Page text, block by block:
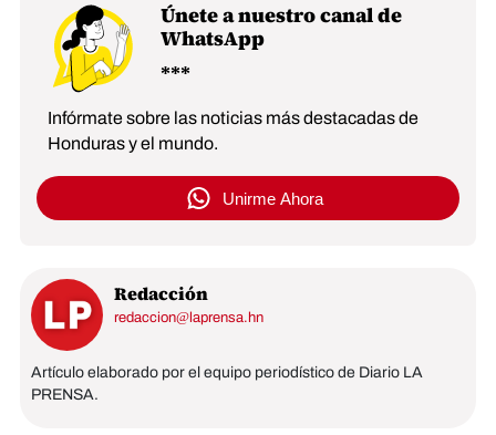
Únete a nuestro canal de
WhatsApp
Infórmate sobre las noticias más destacadas de
Honduras y el mundo.
Unirme Ahora
Redacción
redaccion@laprensa.hn
Artículo elaborado por el equipo periodístico de Diario LA
PRENSA.